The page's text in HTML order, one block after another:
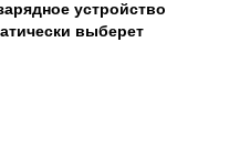
устройство
выберет